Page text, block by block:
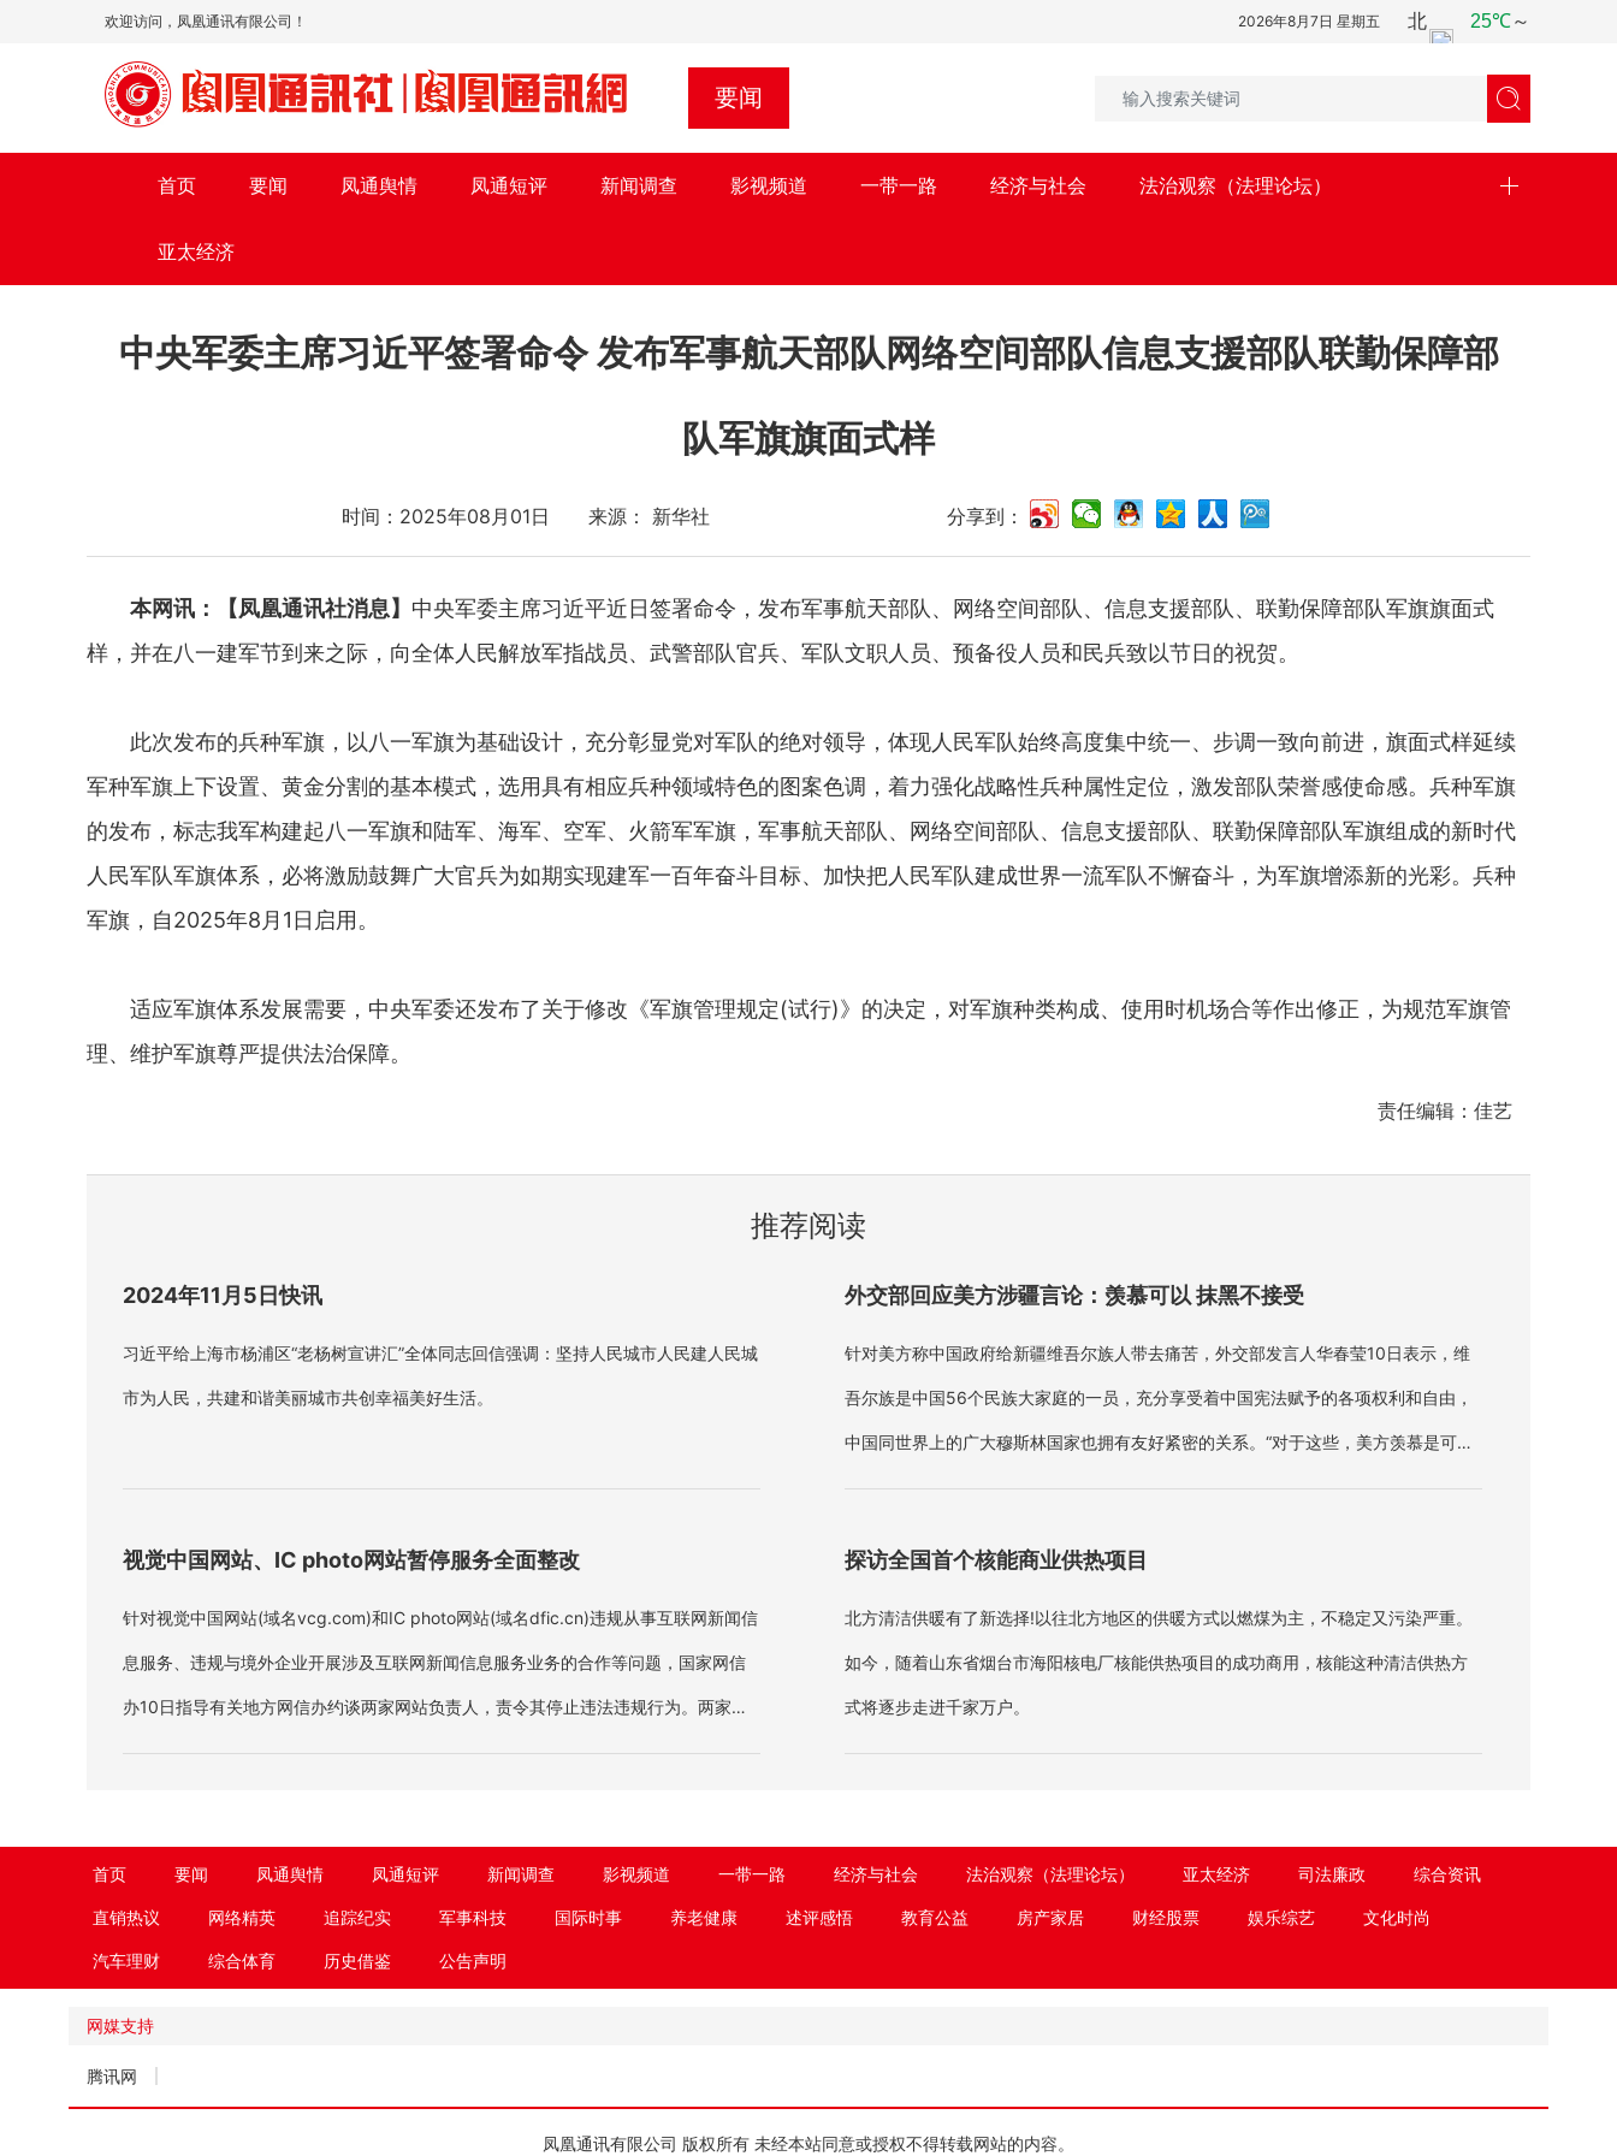
欢迎访问，凤凰通讯有限公司！ 2026年8月7日 星期五
要闻 
首页 要闻 凤通舆情 凤通短评 新闻调查 影视频道 一带一路 经济与社会 法治观察（法理论坛）
亚太经济
中央军委主席习近平签署命令 发布军事航天部队网络空间部队信息支援部队联勤保障部
队军旗旗面式样
时间：2025年08月01日 来源： 新华社 分享到：
本网讯：【凤凰通讯社消息】 中央军委主席习近平近日签署命令，发布军事航天部队、网络空间部队、信息支援部队、联勤保障部队军旗旗面式
样，并在八一建军节到来之际，向全体人民解放军指战员、武警部队官兵、军队文职人员、预备役人员和民兵致以节日的祝贺。
此次发布的兵种军旗，以八一军旗为基础设计，充分彰显党对军队的绝对领导，体现人民军队始终高度集中统一、步调一致向前进，旗面式样延续
军种军旗上下设置、黄金分割的基本模式，选用具有相应兵种领域特色的图案色调，着力强化战略性兵种属性定位，激发部队荣誉感使命感。兵种军旗
的发布，标志我军构建起八一军旗和陆军、海军、空军、火箭军军旗，军事航天部队、网络空间部队、信息支援部队、联勤保障部队军旗组成的新时代
人民军队军旗体系，必将激励鼓舞广大官兵为如期实现建军一百年奋斗目标、加快把人民军队建成世界一流军队不懈奋斗，为军旗增添新的光彩。兵种
军旗，自2025年8月1日启用。
适应军旗体系发展需要，中央军委还发布了关于修改《军旗管理规定(试行)》的决定，对军旗种类构成、使用时机场合等作出修正，为规范军旗管
理、维护军旗尊严提供法治保障。
责任编辑：佳艺
推荐阅读
2024年11月5日快讯
习近平给上海市杨浦区“老杨树宣讲汇”全体同志回信强调：坚持人民城市人民建人民城
市为人民，共建和谐美丽城市共创幸福美好生活。
外交部回应美方涉疆言论：羡慕可以 抹黑不接受
针对美方称中国政府给新疆维吾尔族人带去痛苦，外交部发言人华春莹10日表示，维
吾尔族是中国56个民族大家庭的一员，充分享受着中国宪法赋予的各项权利和自由，
中国同世界上的广大穆斯林国家也拥有友好紧密的关系。“对于这些，美方羡慕是可以
理解的，但是如果美方造谣、抹黑、污蔑，这是不能接受的。
视觉中国网站、IC photo网站暂停服务全面整改
针对视觉中国网站(域名vcg.com)和IC photo网站(域名dfic.cn)违规从事互联网新闻信
息服务、违规与境外企业开展涉及互联网新闻信息服务业务的合作等问题，国家网信
办10日指导有关地方网信办约谈两家网站负责人，责令其停止违法违规行为。两家网
站即日起暂停服务全面整改。
探访全国首个核能商业供热项目
北方清洁供暖有了新选择!以往北方地区的供暖方式以燃煤为主，不稳定又污染严重。
如今，随着山东省烟台市海阳核电厂核能供热项目的成功商用，核能这种清洁供热方
式将逐步走进千家万户。
首页 要闻 凤通舆情 凤通短评 新闻调查 影视频道 一带一路 经济与社会 法治观察（法理论坛） 亚太经济 司法廉政 综合资讯
直销热议 网络精英 追踪纪实 军事科技 国际时事 养老健康 述评感悟 教育公益 房产家居 财经股票 娱乐综艺 文化时尚
汽车理财 综合体育 历史借鉴 公告声明
网媒支持
腾讯网
凤凰通讯有限公司 版权所有 未经本站同意或授权不得转载网站的内容。